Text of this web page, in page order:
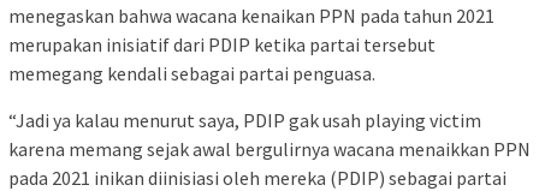
menegaskan bahwa wacana kenaikan PPN pada tahun 2021
merupakan inisiatif dari PDIP ketika partai tersebut
memegang kendali sebagai partai penguasa.
“Jadi ya kalau menurut saya, PDIP gak usah playing victim
karena memang sejak awal bergulirnya wacana menaikkan PPN
pada 2021 inikan diinisiasi oleh mereka (PDIP) sebagai partai